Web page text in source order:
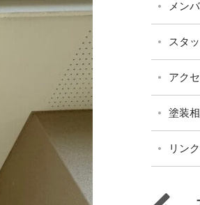
メン
スタ
アク
塗装
リン